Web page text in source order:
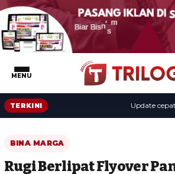
MENU
TERKINI Update cepat:
BINA MARGA
Rugi Berlipat Flyover